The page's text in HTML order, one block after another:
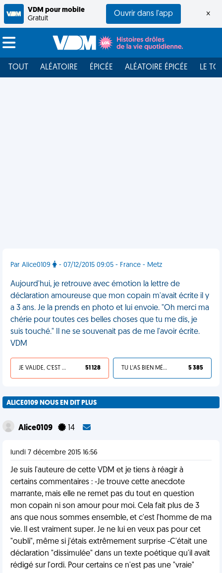
VDM pour mobile
Gratuit
Ouvrir dans l'app ×
TOUT ALÉATOIRE ÉPICÉE ALÉATOIRE ÉPICÉE LE
Par Alice0109 - 07/12/2015 09:05 - France - Metz
Aujourd'hui, je retrouve avec émotion la lettre de
déclaration amoureuse que mon copain m'avait écrite il y
a 3 ans. Je la prends en photo et lui envoie. "Oh merci ma
chérie pour toutes ces belles choses que tu me dis, je
suis touché." Il ne se souvenait pas de me l'avoir écrite.
VDM
JE VALIDE, C'EST UNE VDM 51 128 TU L'AS BIEN MÉRITÉ 5 385
ALICE0109 NOUS EN DIT PLUS
Alice0109 14
lundi 7 décembre 2015 16:56
Je suis l'auteure de cette VDM et je tiens à réagir à
certains commentaires : -Je trouve cette anecdote
marrante, mais elle ne remet pas du tout en question
mon copain ni son amour pour moi. Cela fait plus de 3
ans que nous sommes ensemble, et c'est l'homme de ma
vie. Il est vraiment super. Je ne lui en veux pas pour cet
"oubli", même si j'étais extrêmement surprise -C'était une
déclaration "dissimulée" dans un texte poétique qu'il avait
rédigé sur l'ordi. Pour certains ce n'est pas une "vraie"